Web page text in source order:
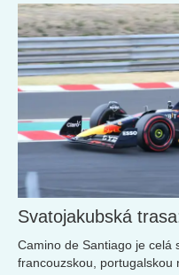
zasazeném Red Bull Ringu.
Svatojakubská
Camino de Santiago je
francouzskou, portugalskou